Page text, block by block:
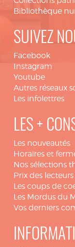
Bibliothèque
SUIVEZ
Facebook
Instagram
Youtube
Autres réseaux
Les infolettres
LES +
Les nouveautés
Horaires et
Nos sélections
Prix des
Les coups de
Les Mordus du
Vos derniers